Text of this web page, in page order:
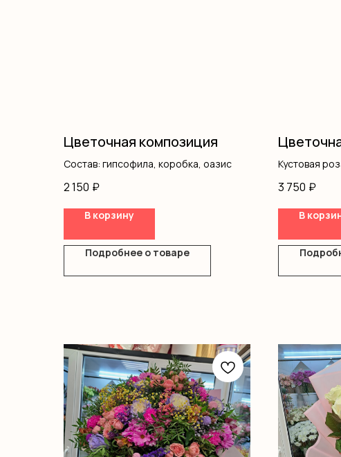
Цветочная композиция
Состав: гипсофила, коробка, оазис
2 150 ₽
В корзину
Подробнее о товаре
Кустовая
Писташ
Оазис
Коробка
3 750 ₽
В